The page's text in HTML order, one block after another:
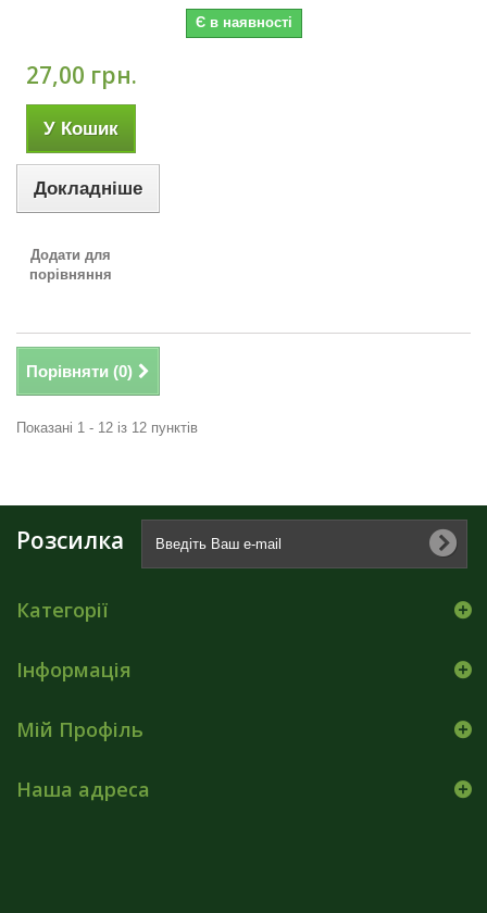
Є в наявності
27,00 грн.
У Кошик
Докладніше
Додати для
порівняння
Порівняти (0)
Показані 1 - 12 із 12 пунктів
Розсилка
Категорії
Інформація
Мій Профіль
Наша адреса